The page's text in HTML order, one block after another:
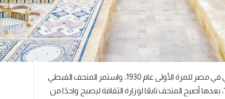
والجدير بالذكر أنه تم نشر أول دليل خاص بإقامة متحف قبطي في مصر للمرة الأولى عام 1930، واستمر المتحف القبطي
في تبعيته إلى البطريركية القبطية حتى الوصول إلى عام 1931، بعدها أصبح المتحف تابعًا لوزارة الثقافة ليصبح واحدًا من